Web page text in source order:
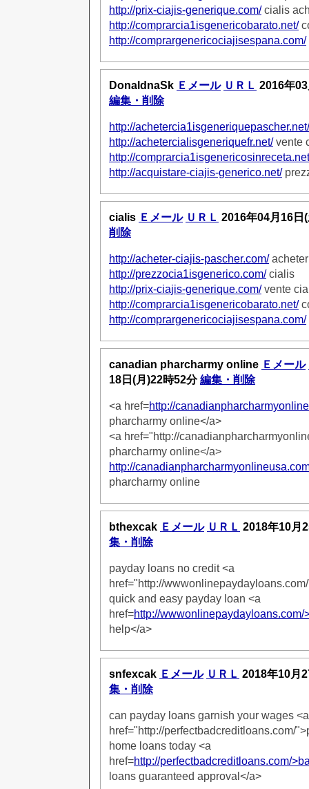
http://prix-ciajis-generique.com/cialis
http://comprarcia1isgenericobarato.net/
http://comprargenericociajisespana.com/
DonaldnaSk Ｅメール ＵＲＬ 2016年
編集・削除
http://achetercia1isgeneriquepascher.net/
http://achetercialisgeneriquefr.net/vente
http://
http://acquistare-ciajis-generico.net/
cialis Ｅメール ＵＲＬ 2016年04月16日
削除
http://acheter-ciajis-pascher.com/
http://prezzocia1isgenerico.com/cialis
http://prix-ciajis-generique.com/vente
http://comprarcia1isgenericobarato.net/
http://comprargenericociajisespana.com/
canadian pharcharmy online Ｅメール
18日(月)22時52分編集・削除
<a href=http://
pharcharmy online</a>
<a href="http://
pharcharmy online</a>
http://
pharcharmy online
bthexcak Ｅメール ＵＲＬ 2018年10月
集・削除
payday loans no credit <a
href="http://
quick and easy payday loan <a
href=http://wwwonlinepaydayloans.com/
help</a>
snfexcak Ｅメール ＵＲＬ 2018年10月
集・削除
can payday loans garnish your wages <a
href="http://perfectbadcreditloans.com/
home loans today <a
href=http://perfectbadcreditloans.com/
loans guaranteed approval</a>